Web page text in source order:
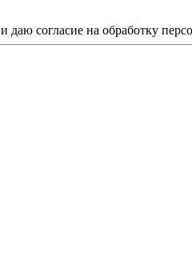
и даю согласие на обработку